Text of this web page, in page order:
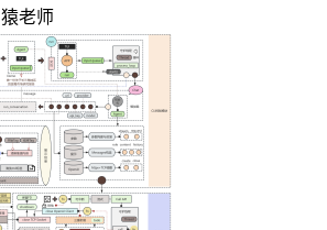
猿老师